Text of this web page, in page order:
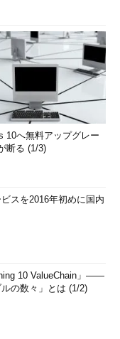
10へ無料アップグレー
断る (1/3)
スを2016年初めに国内
10 ValueChain」――
の数々」とは (1/2)